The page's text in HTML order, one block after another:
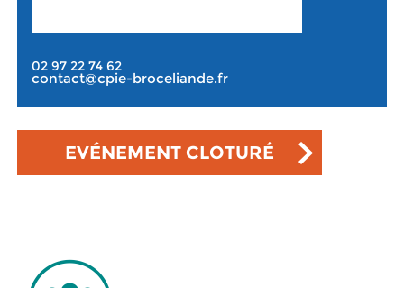
02 97 22 74 62
contact@cpie-broceliande.fr
EVÉNEMENT CLOTURÉ